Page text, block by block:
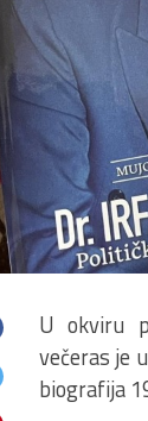
U okviru
večeras je
biografija